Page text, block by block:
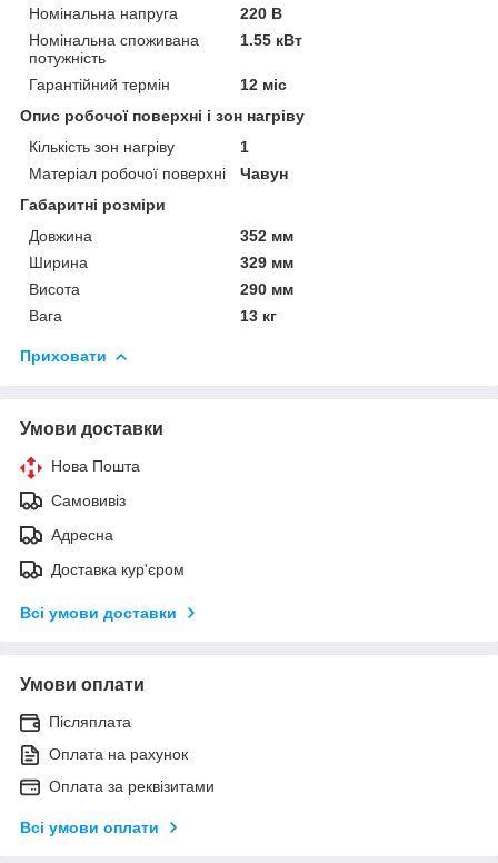
Номінальна напруга
220 В
Номінальна споживана
потужність
1.55 кВт
Гарантійний термін
12 міс
Опис робочої поверхні і зон нагріву
Кількість зон нагріву
1
Матеріал робочої поверхні
Чавун
Габаритні розміри
Довжина
352 мм
Ширина
329 мм
Висота
290 мм
Вага
13 кг
Приховати
Умови доставки
Нова Пошта
Самовивіз
Адресна
Доставка кур'єром
Всі умови доставки
Умови оплати
Післяплата
Оплата на рахунок
Оплата за реквізитами
Всі умови оплати